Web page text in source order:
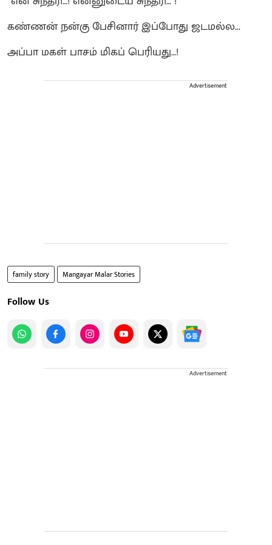
கண்ணன் நன்கு பேசினார் இப்போது ஜடமல்ல...
அப்பா மகள் பாசம் மிகப் பெரியது…!
Advertisement
family story Mangayar Malar Stories
Follow Us
Advertisement